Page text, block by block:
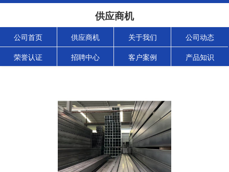
供应商机
公司首页 供应商机 关于我们 公司动态
荣誉认证 招聘中心 客户案例 产品知识